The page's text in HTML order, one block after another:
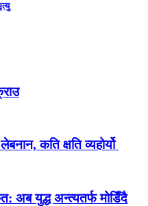
कति क्षति व्यहोर्यो
अब युद्ध अन्त्यतर्फ मोडिँदै